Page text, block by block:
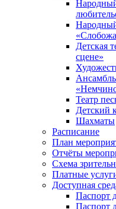
Детская
сцене»
Театр
Детский
Шахматы
Расписание
План
Отчёты
Схема
Платные
Доступная
Паспорт
Паспорт